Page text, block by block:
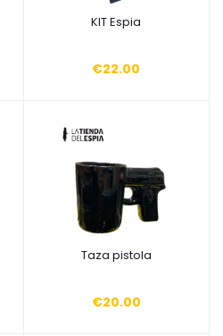
Añadir a la cesta
KIT Espia
€22.00
Añadir a la cesta
Taza pistola
€20.00